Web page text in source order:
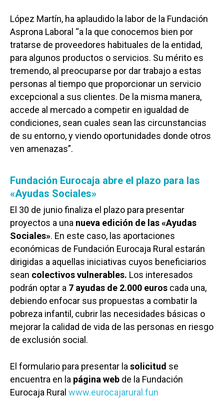
López Martín, ha aplaudido la labor de la Fundación
Asprona Laboral “a la que conocemos bien por
tratarse de proveedores habituales de la entidad,
para algunos productos o servicios. Su mérito es
tremendo, al preocuparse por dar trabajo a estas
personas al tiempo que proporcionar un servicio
excepcional a sus clientes. De la misma manera,
accede al mercado a competir en igualdad de
condiciones, sean cuales sean las circunstancias
de su entorno, y viendo oportunidades donde otros
ven amenazas”.
Fundación Eurocaja abre el plazo para las
«Ayudas Sociales»
El 30 de junio finaliza el plazo para presentar
proyectos a una nueva edición de las «Ayudas
Sociales». En este caso, las aportaciones
económicas de Fundación Eurocaja Rural estarán
dirigidas a aquellas iniciativas cuyos beneficiarios
sean colectivos vulnerables. Los interesados
podrán optar a 7 ayudas de 2.000 euros cada una,
debiendo enfocar sus propuestas a combatir la
pobreza infantil, cubrir las necesidades básicas o
mejorar la calidad de vida de las personas en riesgo
de exclusión social.
El formulario para presentar la solicitud se
encuentra en la página web de la Fundación
Eurocaja Rural www.eurocajarural.fun